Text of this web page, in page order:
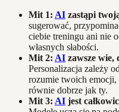
Mit 1: AI zastąpi
sugerować,
ciebie treningu ani nie
własnych słabości.
Mit 2: AI zawsze wie,
Personalizacja zależy
rozumie twoich
równie dobrze jak ty.
Mit 3: AI jest